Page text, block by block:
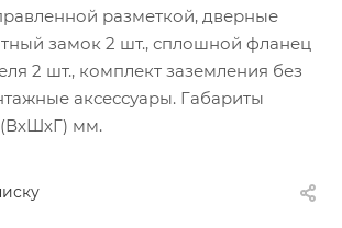
разметкой, дверные
замок 2 шт., сплошной фланец
2 шт., комплект заземления без
аксессуары. Габариты
мм.